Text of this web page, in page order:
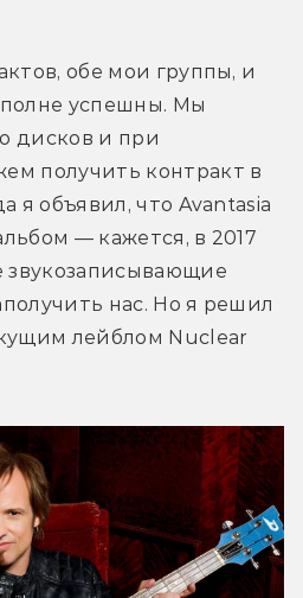
обе мои группы, и
успешны. Мы
дисков и при
получить контракт в
я объявил, что Avantasia
— кажется, в 2017
звукозаписывающие
нас. Но я решил
лейблом Nuclear